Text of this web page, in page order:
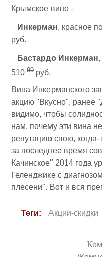
Крымское вино -
Инкерман, красное
руб.
Бастардо Инкерман
51099руб.
Вина Инкерманского
акцию "Вкусно", ранее
видимо, чтобы
нам, почему эти вина
репутацию свою,
за последнее время
Качинское" 2014 года
Геленджике с
плесени". Вот и вся
Теги: Акции-скидки